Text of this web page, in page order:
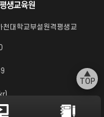
대학교부설원격평생교
▲
TOP